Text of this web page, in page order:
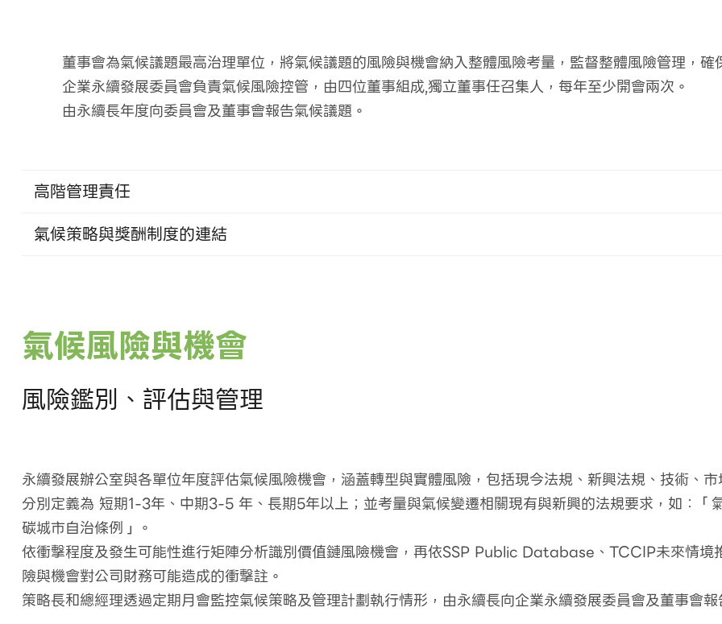
董事會為氣候議題最高治理單位，將氣候議題的風險與機會納入整體風險考量，監督整體風險管理，
企業永續發展委員會負責氣候風險控管，由四位董事組成,獨立董事任召集人，每年至少開會兩次。
由永續長年度向委員會及董事會報告氣候議題。
高階管理責任
氣候策略與獎酬制度的連結
氣候風險與機會
風險鑑別、評估與管理
永續發展辦公室與各單位年度評估氣候風險機會，涵蓋轉型與實體風險，包括現今法規、新興法規、技術、
分別定義為 短期1-3年、中期3-5 年、長期5年以上；並考量與氣候變遷相關現有與新興的法規要求，如：「
碳城市自治條例」。
依衝擊程度及發生可能性進行矩陣分析識別價值鏈風險機會，再依SSP Public Database、TCCIP未來情境
險與機會對公司財務可能造成的衝擊註。
策略長和總經理透過定期月會監控氣候策略及管理計劃執行情形，由永續長向企業永續發展委員會及董事會